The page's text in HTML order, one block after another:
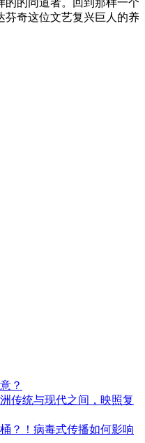
的的同道者。回到那样一个
芬奇这位文艺复兴巨人的养
？
传统与现代之间，映照复
？！病毒式传播如何影响